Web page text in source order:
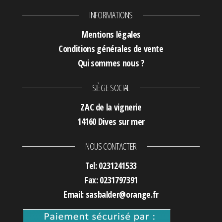
INFORMATIONS
Mentions légales
Conditions générales de vente
Qui sommes nous ?
SIÈGE SOCIAL
ZAC de la vignerie
14160 Dives sur mer
NOUS CONTACTER
Tel: 0231241533
Fax: 0231797391
Email: sasbalder@orange.fr